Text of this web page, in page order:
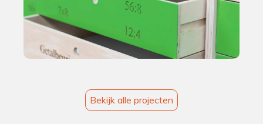
Bekijk alle projecten